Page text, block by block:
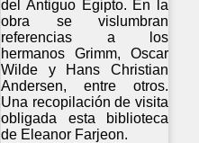
del Antiguo Egipto. En la
obra se vislumbran
referencias a los
hermanos Grimm, Oscar
Wilde y Hans Christian
Andersen, entre otros.
Una recopilación de visita
obligada esta biblioteca
de Eleanor Farjeon.